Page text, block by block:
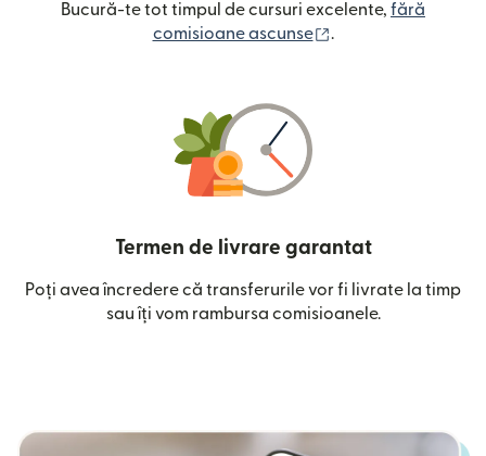
Bucură-te tot timpul de cursuri excelente, fără
comisioane ascunse
.
Termen de livrare garantat
Poți avea încredere că transferurile vor fi livrate la timp
sau îți vom rambursa comisioanele.